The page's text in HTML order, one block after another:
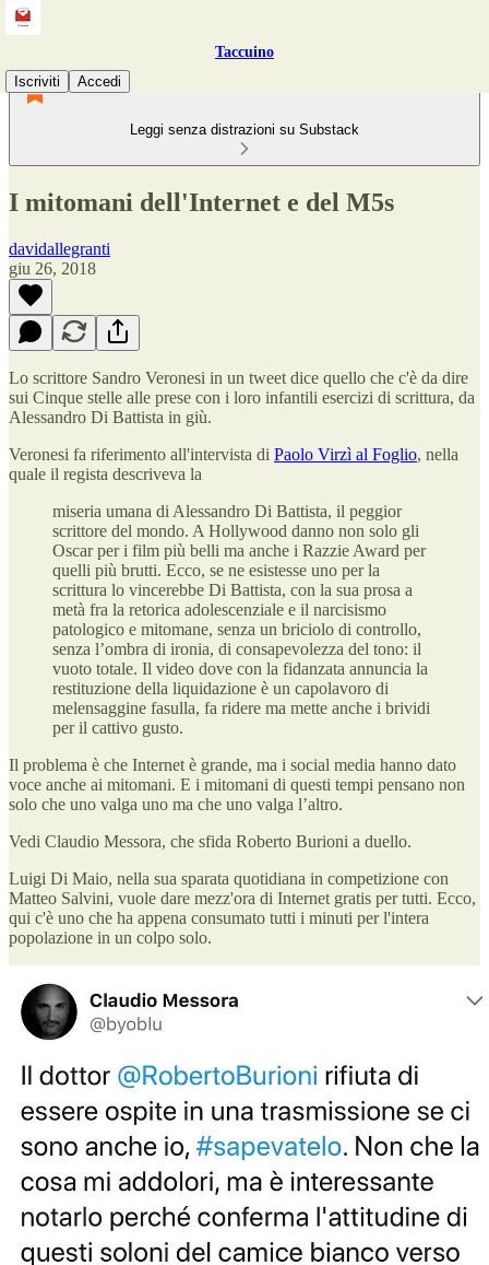
Taccuino
Iscriviti
Accedi
Leggi senza distrazioni su Substack
I mitomani dell'Internet e del M5s
davidallegranti
giu 26, 2018
Lo scrittore Sandro Veronesi in un tweet dice quello che c'è da dire
sui Cinque stelle alle prese con i loro infantili esercizi di scrittura, da
Alessandro Di Battista in giù.
Veronesi fa riferimento all'intervista di Paolo Virzì al Foglio, nella
quale il regista descriveva la
miseria umana di Alessandro Di Battista, il peggior
scrittore del mondo. A Hollywood danno non solo gli
Oscar per i film più belli ma anche i Razzie Award per
quelli più brutti. Ecco, se ne esistesse uno per la
scrittura lo vincerebbe Di Battista, con la sua prosa a
metà fra la retorica adolescenziale e il narcisismo
patologico e mitomane, senza un briciolo di controllo,
senza l’ombra di ironia, di consapevolezza del tono: il
vuoto totale. Il video dove con la fidanzata annuncia la
restituzione della liquidazione è un capolavoro di
melensaggine fasulla, fa ridere ma mette anche i brividi
per il cattivo gusto.
Il problema è che Internet è grande, ma i social media hanno dato
voce anche ai mitomani. E i mitomani di questi tempi pensano non
solo che uno valga uno ma che uno valga l’altro.
Vedi Claudio Messora, che sfida Roberto Burioni a duello.
Luigi Di Maio, nella sua sparata quotidiana in competizione con
Matteo Salvini, vuole dare mezz'ora di Internet gratis per tutti. Ecco,
qui c'è uno che ha appena consumato tutti i minuti per l'intera
popolazione in un colpo solo.